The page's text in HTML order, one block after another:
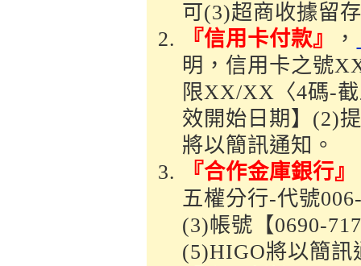
可(3)超商收據留
『信用卡付款』
，
明，信用卡之號
限XX/XX〈4碼-
效開始日期】(2)
將以簡訊通知。
『合作金庫銀行』
五權分行-代號
(3)帳號【0690-
(5)HIGO將以簡訊